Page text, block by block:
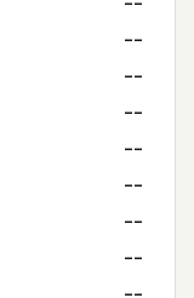
--
--
--
--
--
--
--